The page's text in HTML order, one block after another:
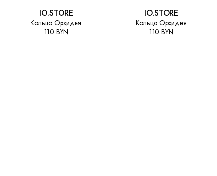
IO.STORE
Кольцо Орхидея
110 BYN
IO.STORE
Кольцо Орхидея
110 BYN